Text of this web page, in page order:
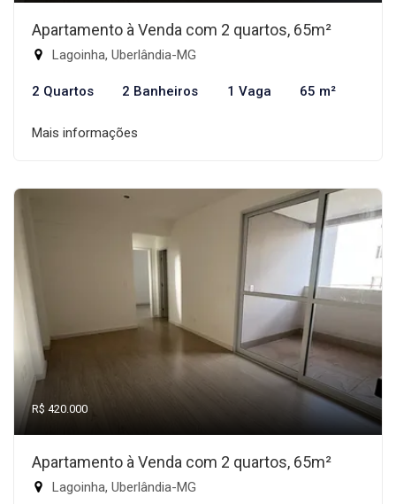
Apartamento à Venda com 2 quartos, 65m²
Lagoinha, Uberlândia-MG
2 Quartos 2 Banheiros 1 Vaga 65 m²
Mais informações
R$ 420.000
Apartamento à Venda com 2 quartos, 65m²
Lagoinha, Uberlândia-MG